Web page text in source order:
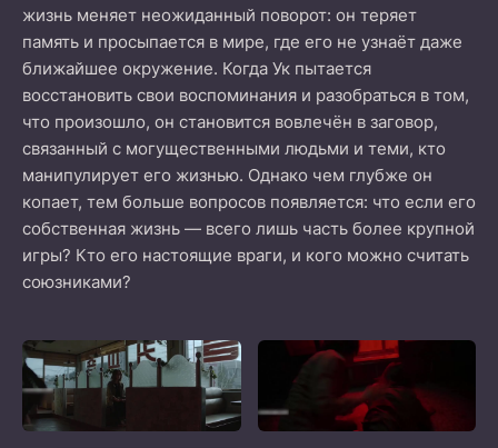
жизнь меняет неожиданный поворот: он теряет
память и просыпается в мире, где его не узнаёт даже
ближайшее окружение. Когда Ук пытается
восстановить свои воспоминания и разобраться в том,
что произошло, он становится вовлечён в заговор,
связанный с могущественными людьми и теми, кто
манипулирует его жизнью. Однако чем глубже он
копает, тем больше вопросов появляется: что если его
собственная жизнь — всего лишь часть более крупной
игры? Кто его настоящие враги, и кого можно считать
союзниками?